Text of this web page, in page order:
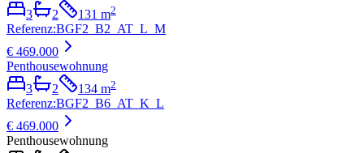
3
2 131 m2
Referenz:BGF2_B2_AT_L_M
€ 469.000
Penthousewohnung
3
2 134 m2
Referenz:BGF2_B6_AT_K_L
€ 469.000
Penthousewohnung